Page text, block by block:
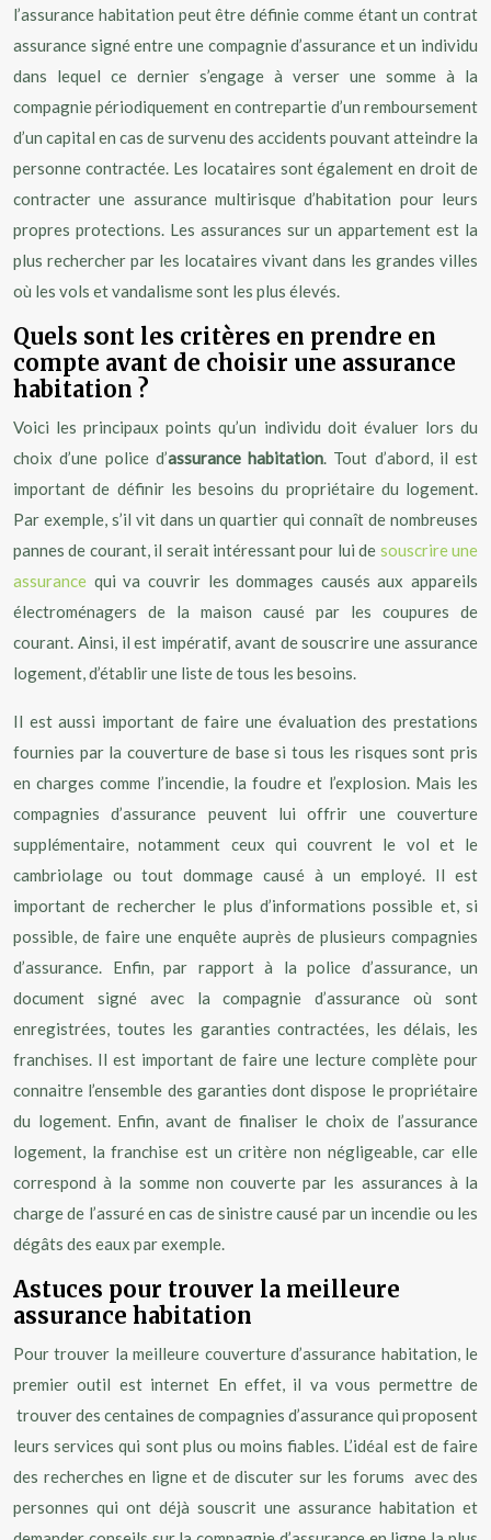
l’assurance habitation peut être définie comme étant un contrat
assurance signé entre une compagnie d’assurance et un individu
dans lequel ce dernier s’engage à verser une somme à la
compagnie périodiquement en contrepartie d’un remboursement
d’un capital en cas de survenu des accidents pouvant atteindre la
personne contractée. Les locataires sont également en droit de
contracter une assurance multirisque d’habitation pour leurs
propres protections. Les assurances sur un appartement est la
plus rechercher par les locataires vivant dans les grandes villes
où les vols et vandalisme sont les plus élevés.
Quels sont les critères en prendre en
compte avant de choisir une assurance
habitation ?
Voici les principaux points qu’un individu doit évaluer lors du
choix d’une police d’assurance habitation. Tout d’abord, il est
important de définir les besoins du propriétaire du logement.
Par exemple, s’il vit dans un quartier qui connaît de nombreuses
pannes de courant, il serait intéressant pour lui de souscrire une
assurance qui va couvrir les dommages causés aux appareils
électroménagers de la maison causé par les coupures de
courant. Ainsi, il est impératif, avant de souscrire une assurance
logement, d’établir une liste de tous les besoins.
Il est aussi important de faire une évaluation des prestations
fournies par la couverture de base si tous les risques sont pris
en charges comme l’incendie, la foudre et l’explosion. Mais les
compagnies d’assurance peuvent lui offrir une couverture
supplémentaire, notamment ceux qui couvrent le vol et le
cambriolage ou tout dommage causé à un employé. Il est
important de rechercher le plus d’informations possible et, si
possible, de faire une enquête auprès de plusieurs compagnies
d’assurance. Enfin, par rapport à la police d’assurance, un
document signé avec la compagnie d’assurance où sont
enregistrées, toutes les garanties contractées, les délais, les
franchises. Il est important de faire une lecture complète pour
connaitre l’ensemble des garanties dont dispose le propriétaire
du logement. Enfin, avant de finaliser le choix de l’assurance
logement, la franchise est un critère non négligeable, car elle
correspond à la somme non couverte par les assurances à la
charge de l’assuré en cas de sinistre causé par un incendie ou les
dégâts des eaux par exemple.
Astuces pour trouver la meilleure
assurance habitation
Pour trouver la meilleure couverture d’assurance habitation, le
premier outil est internet En effet, il va vous permettre de
trouver des centaines de compagnies d’assurance qui proposent
leurs services qui sont plus ou moins fiables. L’idéal est de faire
des recherches en ligne et de discuter sur les forums avec des
personnes qui ont déjà souscrit une assurance habitation et